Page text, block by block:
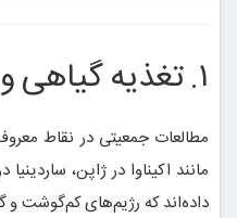
۱. تغذیه گیاهی و افزایش طول عمر
مانند اکیناوا در ژاپن، ساردینیا
داده‌اند که رژیم‌های کم‌گوشت و